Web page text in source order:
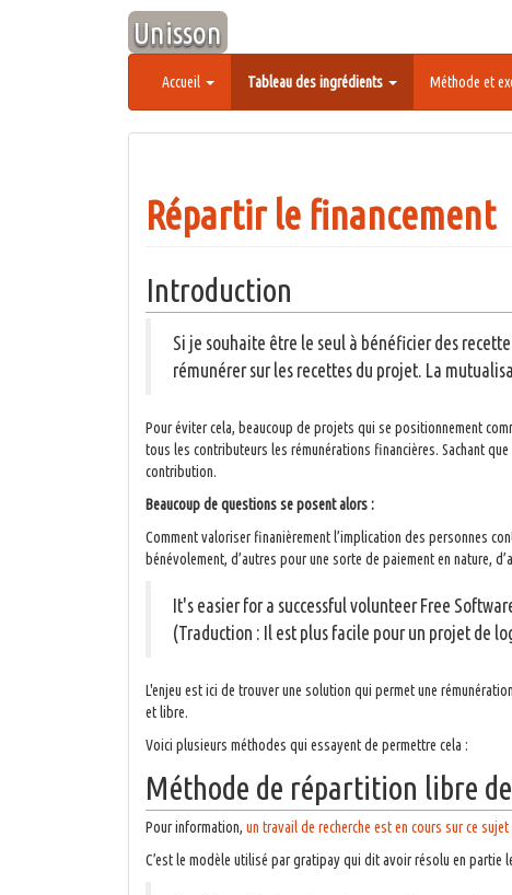
Unisson
Accueil Tableau des ingrédients Méthode et
Répartir le financement
Introduction
Si je souhaite être le seul à bénéficier des
rémunérer sur les recettes du projet. La
Pour éviter cela, beaucoup de projets qui se positionnement
tous les contributeurs les rémunérations financières. Sachant
contribution.
Beaucoup de questions se posent alors :
Comment valoriser finanièrement l’implication des personnes
bénévolement, d’autres pour une sorte de paiement en nature,
It's easier for a successful volunteer Free
(Traduction : Il est plus facile pour un projet de
L'enjeu est ici de trouver une solution qui permet une
et libre.
Voici plusieurs méthodes qui essayent de permettre cela :
Méthode de répartition libre
Pour information, un travail de recherche est en cours sur ce
C’est le modèle utilisé par gratipay qui dit avoir résolu en partie